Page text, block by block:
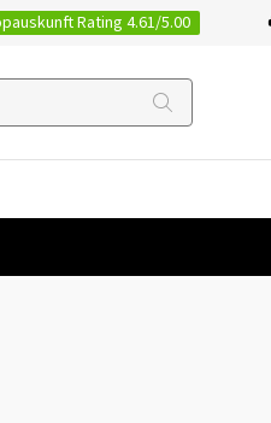
Rating 4.61/5.00